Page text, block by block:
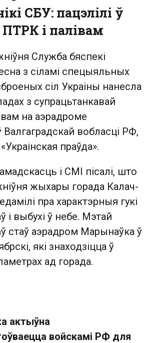
СБУ: пацэлілі ў
і палівам
Служба бяспекі
з сіламі спецыяльных
сіл Украіны нанесла
з супрацьтанкавай
на аэрадроме
вобласці РФ,
праўда».
і СМІ пісалі, што
жыхары горада Калач-
пра характэрныя гукі
і выбухі ў небе. Мэтай
стаў аэрадром Марынаўка ў
які знаходзіцца ў
ад горада.
актыўна
войскамі РФ для